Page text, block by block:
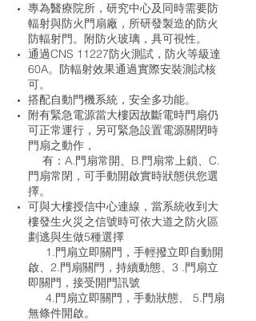
專為醫療院所，研究中心及同時需要防
輻射與防火門扇廠，所研發製造的防火
防輻射門。附防火玻璃，具可視性。
通過CNS 11227防火測試，防火等級達
60A。防輻射效果通過實際安裝測試核
可。
搭配自動門機系統，安全多功能。
附有緊急電源當大樓因故斷電時門扇仍
可正常運行，另可緊急設置電源關閉時
門扇之動作，
有：A.門扇常開、B.門扇常上鎖、C.
門扇常閉，可手動開啟實時狀態供您選
擇。
可與大樓授信中心連線，當系統收到大
樓發生火災之信號時可依大道之防火區
劃逃與生做5種選擇
1.門扇立即關門，手輕撥立即自動開
啟、2.門扇關門，持續動態、3 .門扇立
即關門，接受開門訊號
4.門扇立即關門，手動狀態、 5.門扇
無條件開啟。